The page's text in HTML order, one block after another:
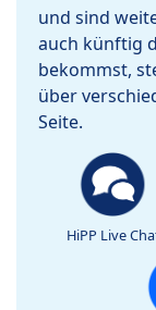
und sind
auch künftig
bekommst,
über
Seite.
HiPP Live